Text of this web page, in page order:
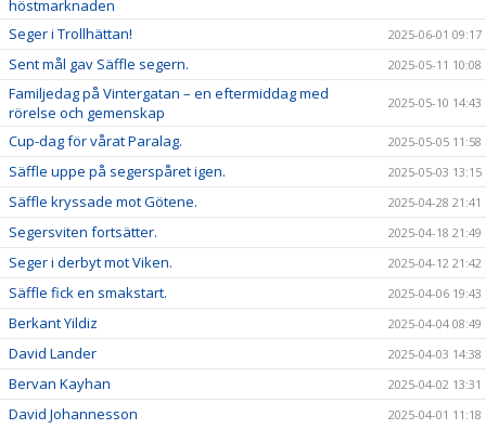
höstmarknaden
Seger i Trollhättan! 2025-06-01 09:17
Sent mål gav Säffle segern. 2025-05-11 10:08
Familjedag på Vintergatan – en eftermiddag med
rörelse och gemenskap
2025-05-10 14:43
Cup-dag för vårat Paralag. 2025-05-05 11:58
Säffle uppe på segerspåret igen. 2025-05-03 13:15
Säffle kryssade mot Götene. 2025-04-28 21:41
Segersviten fortsätter. 2025-04-18 21:49
Seger i derbyt mot Viken. 2025-04-12 21:42
Säffle fick en smakstart. 2025-04-06 19:43
Berkant Yildiz 2025-04-04 08:49
David Lander 2025-04-03 14:38
Bervan Kayhan 2025-04-02 13:31
David Johannesson 2025-04-01 11:18